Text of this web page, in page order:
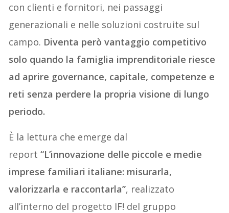
con clienti e fornitori, nei passaggi
generazionali e nelle soluzioni costruite sul
campo. Diventa però vantaggio competitivo
solo quando la famiglia imprenditoriale riesce
ad aprire governance, capitale, competenze e
reti senza perdere la propria visione di lungo
periodo.
È la lettura che emerge dal
report“L’innovazione delle piccole e medie
imprese familiari italiane: misurarla,
valorizzarla e raccontarla”, realizzato
all’interno del progetto IF! del gruppo